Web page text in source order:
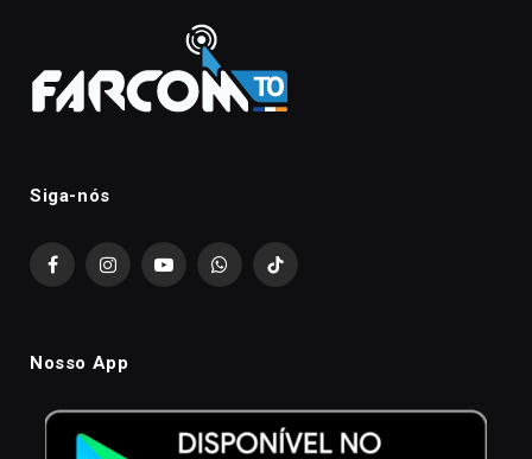
Siga-nós
FacebookInstagramYouTubeWhatsAppTikTok
Nosso App